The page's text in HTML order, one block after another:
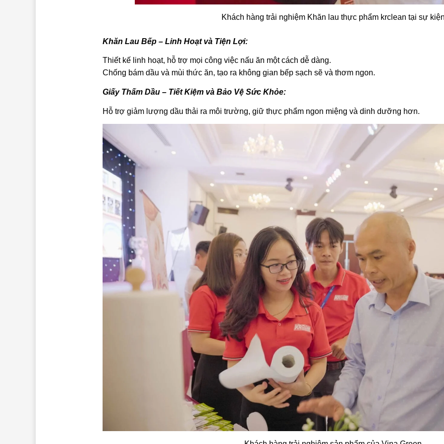
Khách hàng trải nghiệm Khăn lau thực phẩm krclean tại sự
Khăn Lau Bếp – Linh Hoạt và Tiện Lợi:
Thiết kế linh hoạt, hỗ trợ mọi công việc nấu ăn một cách dễ dàng.
Chống bám dầu và mùi thức ăn, tạo ra không gian bếp sạch sẽ và thơm ngon.
Giấy Thấm Dầu – Tiết Kiệm và Bảo Vệ Sức Khỏe:
Hỗ trợ giảm lượng dầu thải ra môi trường, giữ thực phẩm ngon miệng và dinh dưỡng hơn.